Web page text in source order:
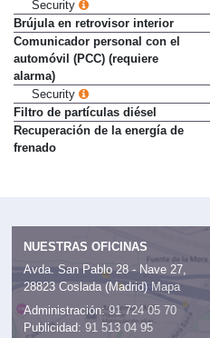
Security
Brújula en retrovisor interior
Comunicador personal con el
automóvil (PCC) (requiere
alarma)
Security
Filtro de partículas diésel
Recuperación de la energía de
frenado
NUESTRAS OFICINAS
Avda. San Pablo 28 - Nave 27,
28823 Coslada (Madrid) Mapa
Administración: 91 724 05 70
Publicidad: 91 513 04 95